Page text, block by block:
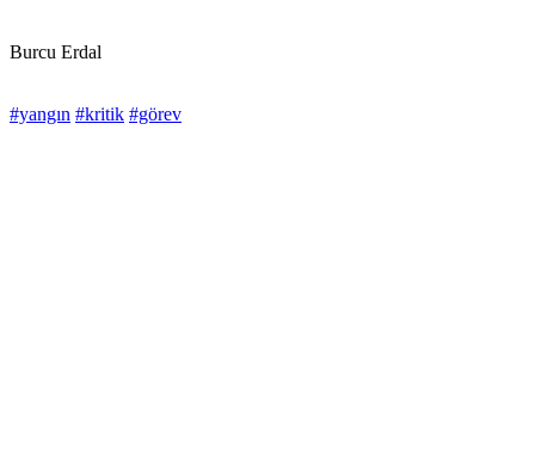
Burcu Erdal
#yangın #kritik #görev